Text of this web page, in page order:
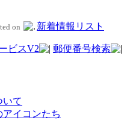
on 新着情報リスト
ビスV2 郵便番号検索
いて
アイコンたち